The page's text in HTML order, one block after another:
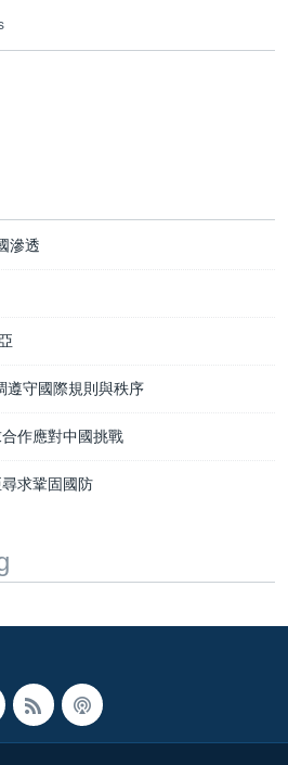
滲透
遵守國際規則與秩序
作應對中國挑戰
求鞏固國防